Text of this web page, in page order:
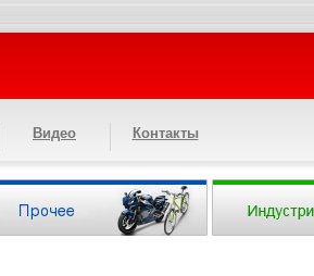
Видео Контакты